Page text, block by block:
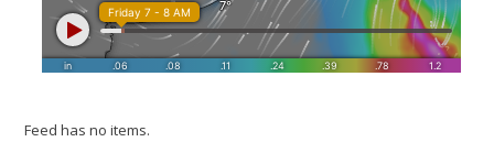
Feed has no items.